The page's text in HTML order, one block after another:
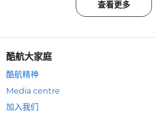
查看更多
酷航大家庭
酷航精神
Media centre
加入我们